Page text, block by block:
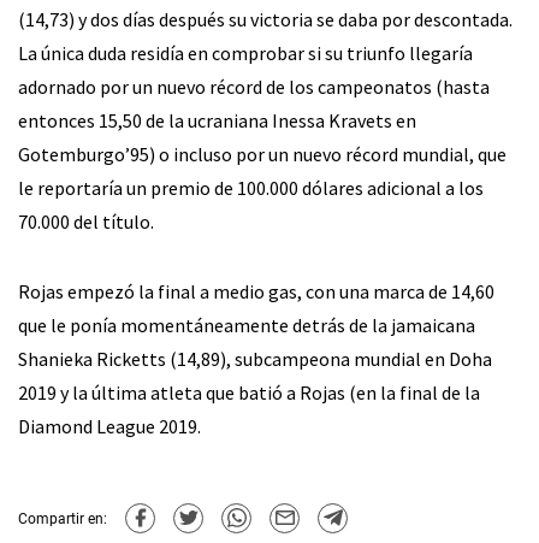
(14,73) y dos días después su victoria se daba por descontada.
La única duda residía en comprobar si su triunfo llegaría
adornado por un nuevo récord de los campeonatos (hasta
entonces 15,50 de la ucraniana Inessa Kravets en
Gotemburgo’95) o incluso por un nuevo récord mundial, que
le reportaría un premio de 100.000 dólares adicional a los
70.000 del título.
Rojas empezó la final a medio gas, con una marca de 14,60
que le ponía momentáneamente detrás de la jamaicana
Shanieka Ricketts (14,89), subcampeona mundial en Doha
2019 y la última atleta que batió a Rojas (en la final de la
Diamond League 2019.
Compartir en: